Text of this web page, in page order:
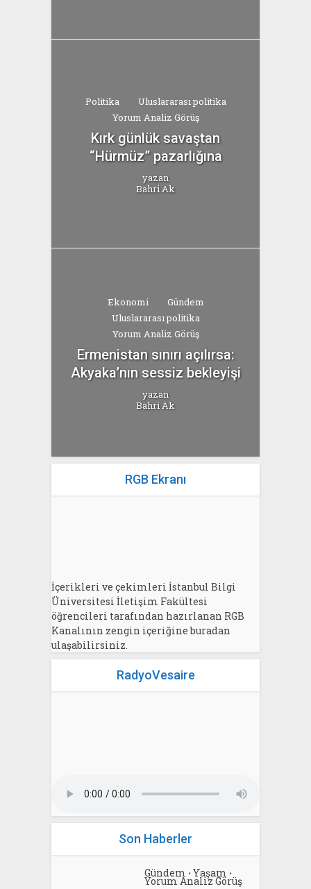
Politika
Uluslararası politika
Yorum Analiz Görüş
Kırk günlük savaştan
“Hürmüz” pazarlığına
yazan
Bahri Ak
Ekonomi
Gündem
Uluslararası politika
Yorum Analiz Görüş
Ermenistan sınırı açılırsa:
Akyaka’nın sessiz bekleyişi
yazan
Bahri Ak
RGB Ekranı
İçerikleri ve çekimleri İstanbul Bilgi
Üniversitesi İletişim Fakültesi
öğrencileri tarafından hazırlanan RGB
Kanalının zengin içeriğine buradan
ulaşabilirsiniz.
RadyoVesaire
Son Haberler
Gündem • Yaşam •
Yorum Analiz Görüş